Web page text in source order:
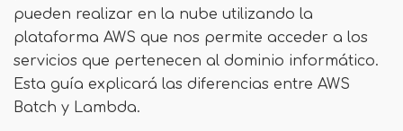
pueden realizar en la nube utilizando la
plataforma AWS que nos permite acceder a los
servicios que pertenecen al dominio informático.
Esta guía explicará las diferencias entre AWS
Batch y Lambda.